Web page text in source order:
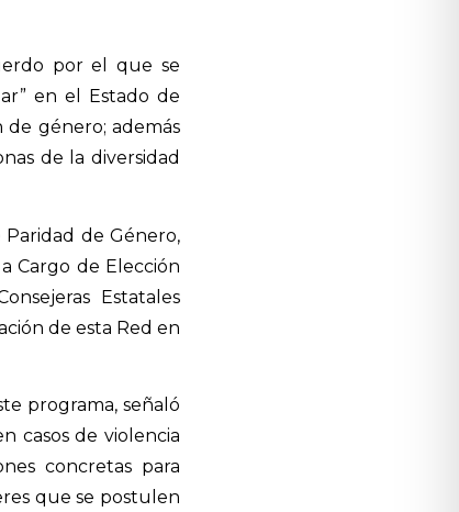
por el que se
en el Estado de
de género; además
de la diversidad
de Género,
Cargo de Elección
Estatales
de esta Red en
programa, señaló
casos de violencia
concretas para
que se postulen